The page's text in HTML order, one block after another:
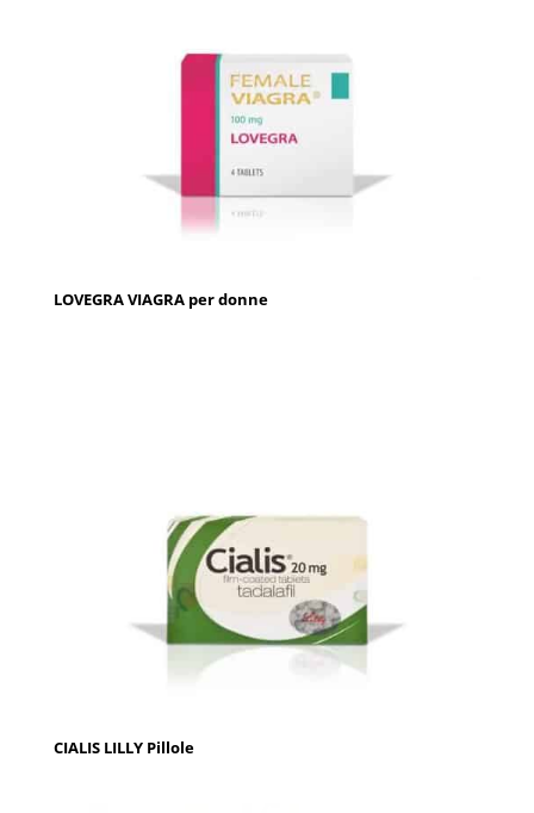
LOVEGRA VIAGRA per donne
CIALIS LILLY Pillole